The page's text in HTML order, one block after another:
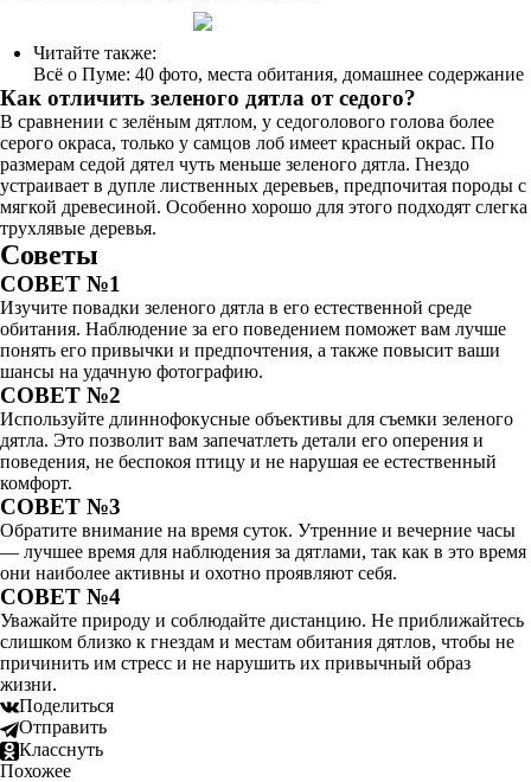
Читайте также:
Всё о Пуме: 40 фото, места обитания, домашнее содержание
Как отличить зеленого дятла от седого?
В сравнении с зелёным дятлом, у седоголового голова более
серого окраса, только у самцов лоб имеет красный окрас. По
размерам седой дятел чуть меньше зеленого дятла. Гнездо
устраивает в дупле лиственных деревьев, предпочитая породы с
мягкой древесиной. Особенно хорошо для этого подходят слегка
трухлявые деревья.
Советы
СОВЕТ №1
Изучите повадки зеленого дятла в его естественной среде
обитания. Наблюдение за его поведением поможет вам лучше
понять его привычки и предпочтения, а также повысит ваши
шансы на удачную фотографию.
СОВЕТ №2
Используйте длиннофокусные объективы для съемки зеленого
дятла. Это позволит вам запечатлеть детали его оперения и
поведения, не беспокоя птицу и не нарушая ее естественный
комфорт.
СОВЕТ №3
Обратите внимание на время суток. Утренние и вечерние часы
— лучшее время для наблюдения за дятлами, так как в это время
они наиболее активны и охотно проявляют себя.
СОВЕТ №4
Уважайте природу и соблюдайте дистанцию. Не приближайтесь
слишком близко к гнездам и местам обитания дятлов, чтобы не
причинить им стресс и не нарушить их привычный образ
жизни.
Поделиться
Отправить
Класснуть
Похожее